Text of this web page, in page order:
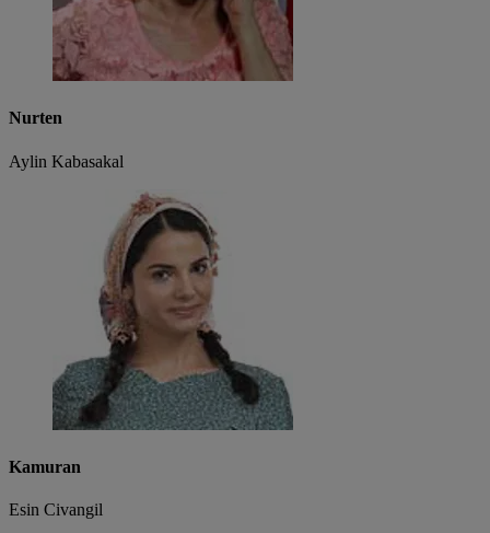
Nurten
Aylin Kabasakal
Kamuran
Esin Civangil